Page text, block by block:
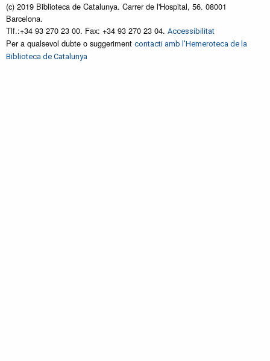
(c) 2019 Biblioteca de Catalunya. Carrer de l'Hospital, 56. 08001
Barcelona.
Tlf.:+34 93 270 23 00. Fax: +34 93 270 23 04. Accessibilitat
Per a qualsevol dubte o suggeriment contacti amb l'Hemeroteca de la
Biblioteca de Catalunya